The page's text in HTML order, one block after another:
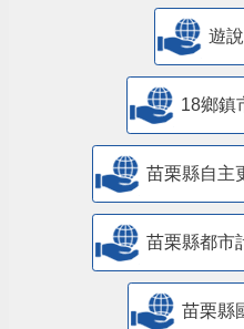
遊
18鄉鎮
苗栗縣自主
苗栗縣都市
苗栗縣